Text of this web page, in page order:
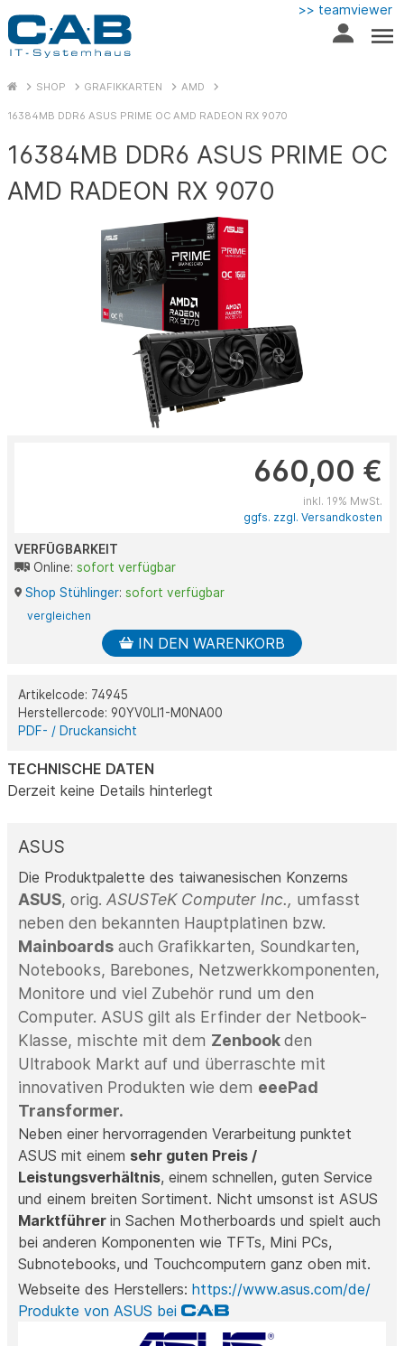
>> teamviewer
SHOP GRAFIKKARTEN AMD
16384MB DDR6 ASUS PRIME OC AMD RADEON RX 9070
16384MB DDR6 ASUS PRIME OC
AMD RADEON RX 9070
TECHNISCHE DATEN
Derzeit keine Details hinterlegt
660,00 €
inkl. 19% MwSt.
ggfs. zzgl. Versandkosten
VERFÜGBARKEIT
Online: sofort verfügbar
Shop Stühlinger: sofort verfügbar
vergleichen
IN DEN WARENKORB
Artikelcode: 74945
Herstellercode: 90YV0LI1-M0NA00
PDF- / Druckansicht
ASUS
Die Produktpalette des taiwanesischen Konzerns
ASUS, orig. ASUSTeK Computer Inc., umfasst
neben den bekannten Hauptplatinen bzw.
Mainboards auch Grafikkarten, Soundkarten,
Notebooks, Barebones, Netzwerkkomponenten,
Monitore und viel Zubehör rund um den
Computer. ASUS gilt als Erfinder der Netbook-
Klasse, mischte mit dem Zenbookden
Ultrabook Markt auf und überraschte mit
innovativen Produkten wie dem eeePad
Transformer.
Neben einer hervorragenden Verarbeitung punktet
ASUS mit einem sehr guten Preis /
Leistungsverhältnis, einem schnellen, guten Service
und einem breiten Sortiment. Nicht umsonst ist ASUS
Marktführer in Sachen Motherboards und spielt auch
bei anderen Komponenten wie TFTs, Mini PCs,
Subnotebooks, und Touchcomputern ganz oben mit.
Webseite des Herstellers: https://www.asus.com/de/
Produkte von ASUS bei